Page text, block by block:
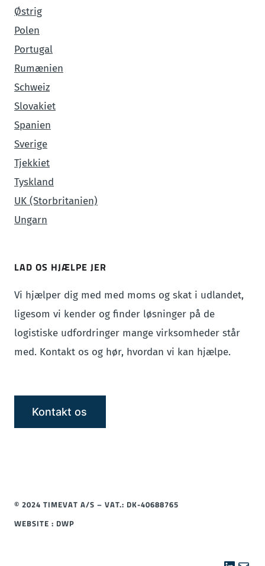
Østrig
Polen
Portugal
Rumænien
Schweiz
Slovakiet
Spanien
Sverige
Tjekkiet
Tyskland
UK (Storbritanien)
Ungarn
LAD OS HJÆLPE JER
Vi hjælper dig med med moms og skat i udlandet,
ligesom vi kender og finder løsninger på de
logistiske udfordringer mange virksomheder står
med. Kontakt os og hør, hvordan vi kan hjælpe.
Kontakt os
© 2024 TIMEVAT A/S – VAT.: DK-40688765
WEBSITE : DWP